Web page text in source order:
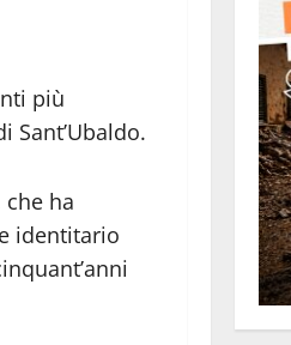
più
Sant’Ubaldo.
ha
identitario